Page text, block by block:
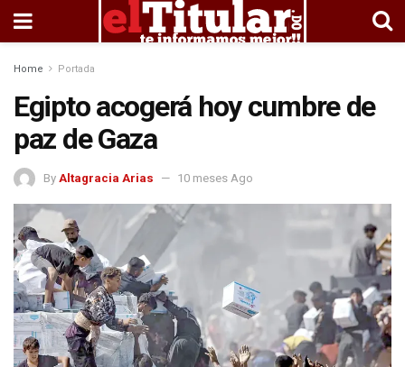
Home Portada
Egipto acogerá hoy cumbre de
paz de Gaza
By Altagracia Arias 10 meses Ago